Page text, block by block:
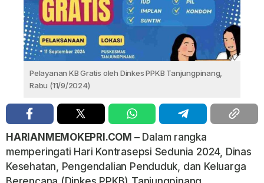
Pelayanan KB Gratis oleh Dinkes PPKB Tanjungpinang,
Rabu (11/9/2024)
HARIANMEMOKEPRI.COM –Dalam rangka
memperingati Hari Kontrasepsi Sedunia 2024, Dinas
Kesehatan, Pengendalian Penduduk, dan Keluarga